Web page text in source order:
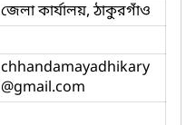
জেলা কার্যালয়, ঠাকুরগাঁও
chhandamayadhikary
@gmail.com